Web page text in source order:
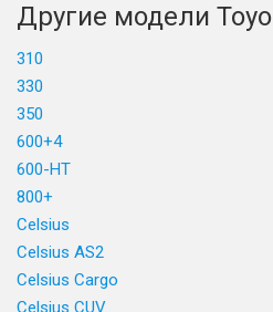
Другие модели Toyo
310
330
350
600+4
600-HT
800+
Celsius
Celsius AS2
Celsius Cargo
Celsius CUV